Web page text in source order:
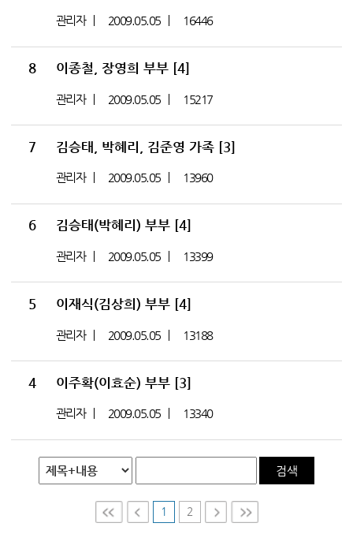
관리자 2009.05.05 16446
8 이종철, 장영희 부부 [4]
관리자 2009.05.05 15217
7 김승태, 박혜리, 김준영 가족 [3]
관리자 2009.05.05 13960
6 김승태(박혜리) 부부 [4]
관리자 2009.05.05 13399
5 이재식(김상희) 부부 [4]
관리자 2009.05.05 13188
4 이주확(이효순) 부부 [3]
관리자 2009.05.05 13340
검색
1
2